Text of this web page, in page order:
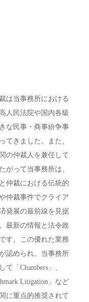
は当事務所における
人民法院や国内各級
な民事・商事紛争事
てきました。また、
の仲裁人を兼任して
がって当事務所は、
仲裁における伝統的
仲裁事件でクライア
発展の最前線を見据
最新の情報と法令政
す。この優れた業務
認められ、当事務所
「Chambers」、
Litigation」など
に重点的推奨されて